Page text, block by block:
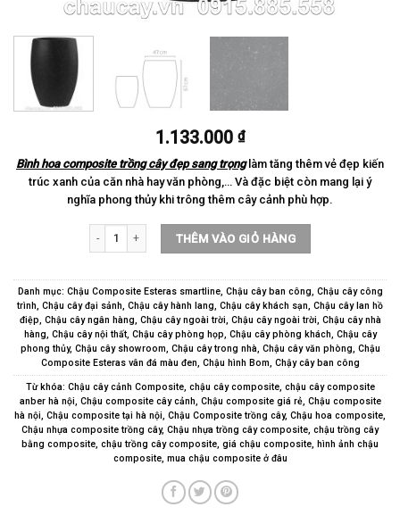
1.133.000 ₫
Bình hoa composite trồng cây đẹp sang trọnglàm tăng thêm vẻ đẹp kiến
trúc xanh của căn nhà hay văn phòng,… Và đặc biệt còn mang lại ý
nghĩa phong thủy khi trông thêm cây cảnh phù hợp.
Bình hoa composite trồng cây đẹp sang trọng số lượng
THÊM VÀO GIỎ HÀNG
Danh mục: Chậu Composite Esteras smartline, Chậu cây ban công, Chậu cây công
trình, Chậu cây đại sảnh, Chậu cây hành lang, Chậu cây khách sạn, Chậu cây lan hồ
điệp, Chậu cây ngân hàng, Chậu cây ngoài trời, Chậu cây ngoài trời, Chậu cây nhà
hàng, Chậu cây nội thất, Chậu cây phòng họp, Chậu cây phòng khách, Chậu cây
phong thủy, Chậu cây showroom, Chậu cây trong nhà, Chậu cây văn phòng, Chậu
Composite Esteras vân đá màu đen, Chậu hình Bom, Chậy cây ban công
Từ khóa: Chậu cây cảnh Composite, chậu cây composite, chậu cây composite
anber hà nội, Chậu composite cây cảnh, Chậu composite giá rẻ, Chậu composite
hà nội, Chậu composite tại hà nội, Chậu Composite trồng cây, Chậu hoa composite,
Chậu nhựa composite trồng cây, Chậu nhựa trồng cây composite, chậu trồng cây
bằng composite, chậu trồng cây composite, giá chậu composite, hình ảnh chậu
composite, mua chậu composite ở đâu